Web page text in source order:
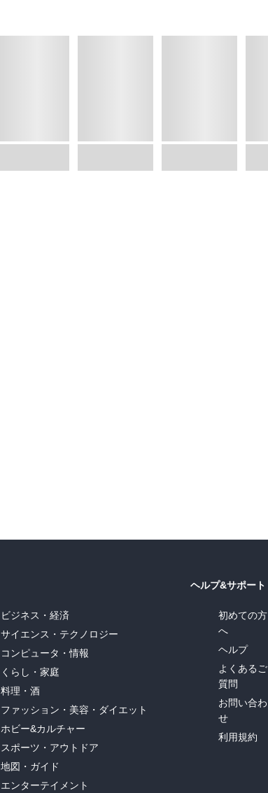
ビジネス・経済
サイエンス・テクノロジー
コンピュータ・情報
くらし・家庭
料理・酒
ファッション・美容・ダイエット
ホビー&カルチャー
スポーツ・アウトドア
地図・ガイド
エンターテイメント
ヘルプ&サポート
初めての方
へ
ヘルプ
よくあるご
質問
お問い合わ
せ
利用規約